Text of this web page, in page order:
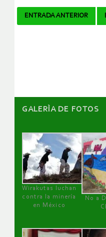
Navegador
ENTRADA ANTERIOR
GALERÌA DE FOTOS
Wirakutas luchan
contra la minería
en México
No a